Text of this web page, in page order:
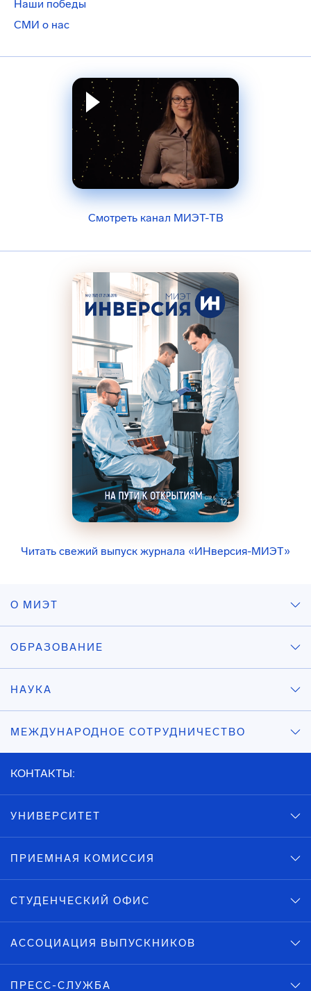
Наши победы
СМИ о нас
Смотреть канал МИЭТ-ТВ
Читать свежий выпуск журнала «ИНверсия-МИЭТ»
О МИЭТ
ОБРАЗОВАНИЕ
НАУКА
МЕЖДУНАРОДНОЕ СОТРУДНИЧЕСТВО
КОНТАКТЫ:
УНИВЕРСИТЕТ
ПРИЕМНАЯ КОМИССИЯ
СТУДЕНЧЕСКИЙ ОФИС
АССОЦИАЦИЯ ВЫПУСКНИКОВ
ПРЕСС-СЛУЖБА